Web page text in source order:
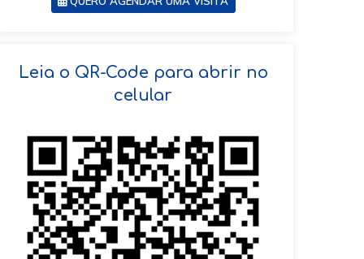
VOLTAR
Leia o QR-Code para abrir no
celular